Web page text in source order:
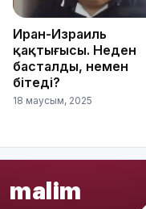
Иран-Израиль
қақтығысы. Неден
басталды, немен
бітеді?
18 маусым, 2025
malim